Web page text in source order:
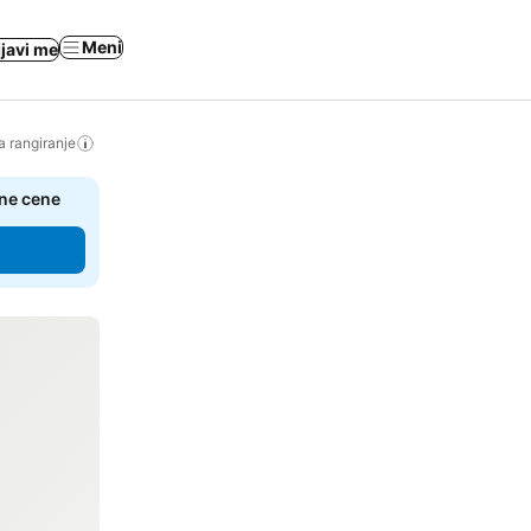
me Meni
rangiranje
cene